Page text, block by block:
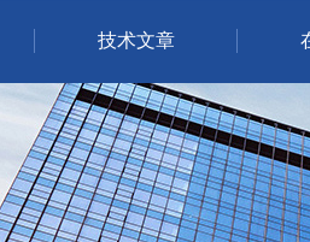
技术文章